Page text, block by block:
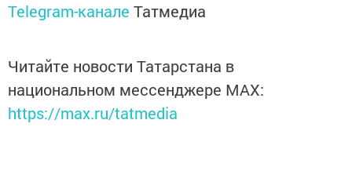
Telegram-канале Татмедиа
Читайте новости Татарстана в
национальном мессенджере MАХ:
https://max.ru/tatmedia